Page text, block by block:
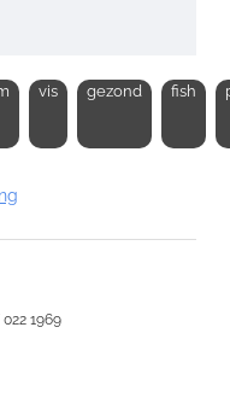
vis gezond fish
1969